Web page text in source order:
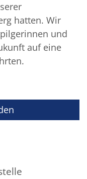
hatten. Wir
und
auf eine